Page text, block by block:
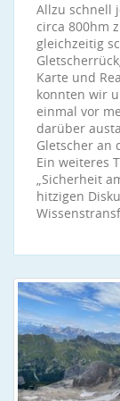
Allzu schnell
circa 800hm
gleichzeitig
Karte und
konnten wir
einmal vor
darüber
Gletscher an
Ein weiteres
„Sicherheit
hitzigen